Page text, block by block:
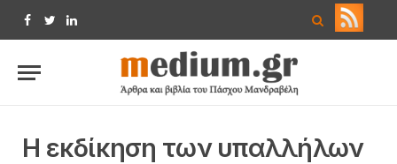
Facebook
TwitterLinkedIn
H εκδίκηση των υπαλλήλων